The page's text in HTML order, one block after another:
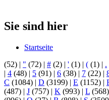
Sie sind hier
Startseite
(52) | " (72) | # (2) | ' (1) | ( (1) | .
| 4 (48) | 5 (91) | 6 (38) | 7 (22) |
C (1084) | D (3199) | E (1152) |
(487) | J (757) | K (993) | L (568)